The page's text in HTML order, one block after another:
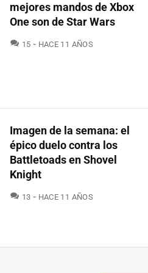
mejores mandos de Xbox
One son de Star Wars
15 COMENTARIOS
HACE 11 AÑOS
Imagen de la semana: el
épico duelo contra los
Battletoads en Shovel
Knight
13 COMENTARIOS
HACE 11 AÑOS